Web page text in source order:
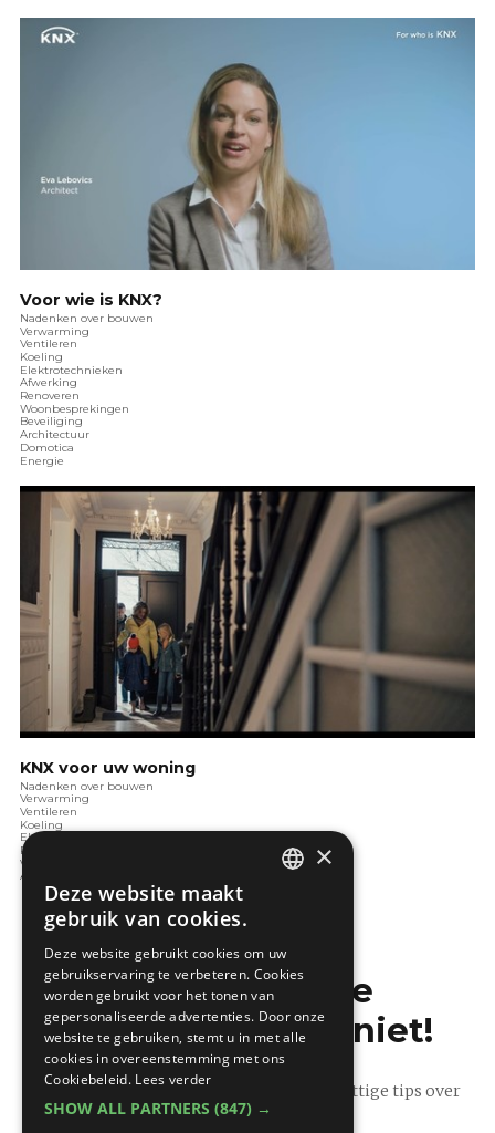
Voor wie is KNX?
Nadenken over bouwen
Verwarming
Ventileren
Koeling
Elektrotechnieken
Afwerking
Renoveren
Woonbesprekingen
Beveiliging
Architectuur
Domotica
Energie
KNX voor uw woning
Nadenken over bouwen
Verwarming
Ventileren
Koeling
Elektrotechnieken
Renoveren
Verlichting
Audio en video
Mis de laatste
bouwnieuwtjes niet!
Ontvang onze wekelijkse updates vol nuttige tips over
bouwen en verbouwen.
×
Deze website maakt
gebruik van cookies.
Deze website gebruikt cookies om uw
gebruikservaring te verbeteren. Cookies
worden gebruikt voor het tonen van
gepersonaliseerde advertenties. Door onze
website te gebruiken, stemt u in met alle
cookies in overeenstemming met ons
Cookiebeleid. Lees verder
SHOW ALL PARTNERS (847) →